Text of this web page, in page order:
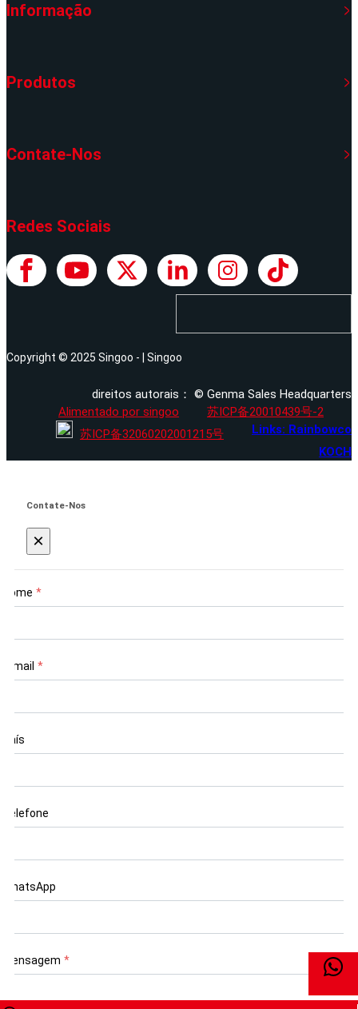
Informação
Produtos
Contate-Nos
Redes Sociais
Copyright © 2025 Singoo - | Singoo
direitos autorais： © Genma Sales Headquarters
Alimentado por singoo
苏ICP备20010439号-2
苏ICP备32060202001215号
Links: Rainbowco
KOCH
Contate-Nos
×
Nome *
E-mail *
País
Telefone
WhatsApp
Mensagem *